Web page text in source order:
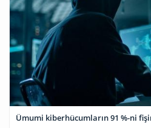
Ümumi kiberhücumların 91 %-ni